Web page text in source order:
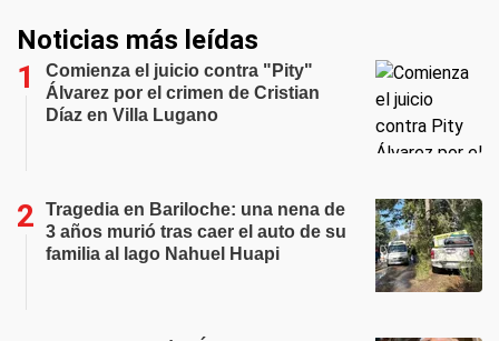
Noticias más leídas
Comienza el juicio contra "Pity"
Álvarez por el crimen de Cristian
Díaz en Villa Lugano
Tragedia en Bariloche: una nena de
3 años murió tras caer el auto de su
familia al lago Nahuel Huapi